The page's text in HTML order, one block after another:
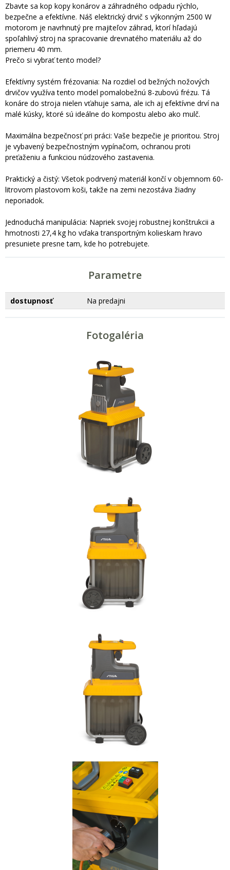
Zbavte sa kop kopy konárov a záhradného odpadu rýchlo,
bezpečne a efektívne. Náš elektrický drvič s výkonným 2500 W
motorom je navrhnutý pre majiteľov záhrad, ktorí hľadajú
spoľahlivý stroj na spracovanie drevnatého materiálu až do
priemeru 40 mm.
Prečo si vybrať tento model?
Efektívny systém frézovania: Na rozdiel od bežných nožových
drvičov využíva tento model pomalobežnú 8-zubovú frézu. Tá
konáre do stroja nielen vťahuje sama, ale ich aj efektívne drví na
malé kúsky, ktoré sú ideálne do kompostu alebo ako mulč.
Maximálna bezpečnosť pri práci: Vaše bezpečie je prioritou. Stroj
je vybavený bezpečnostným vypínačom, ochranou proti
preťaženiu a funkciou núdzového zastavenia.
Praktický a čistý: Všetok podrvený materiál končí v objemnom 60-
litrovom plastovom koši, takže na zemi nezostáva žiadny
neporiadok.
Jednoduchá manipulácia: Napriek svojej robustnej konštrukcii a
hmotnosti 27,4 kg ho vďaka transportným kolieskam hravo
presuniete presne tam, kde ho potrebujete.
Parametre
dostupnosť Na predajni
Fotogaléria